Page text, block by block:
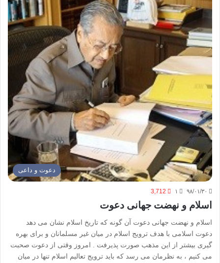
دعوت و داعی
۹۸/۰۱/۳۰ ۱ 3,712
اسلام و نهضت جهانی دعوت
اسلام و نهضت جهانی دعوت آن گونه که تاریخ اسلام نشان می دهد
دعوت اسلامی با هدف ترویج اسلام در میان غیر مسلمانان و برای بهره
گیری بیشتر از این مذهب صورت پذیرفت . امروز وقتی از دعوت صحبت
می کنیم ، به نظرمان می رسد که باید ترویج تعالیم اسلام تنها در میان